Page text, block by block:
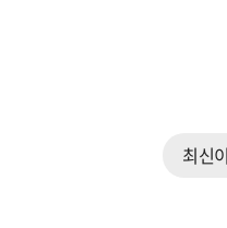
최신